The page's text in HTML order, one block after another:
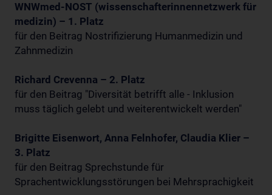
WNWmed-NOST (wissenschafterinnennetzwerk für
medizin) – 1. Platz
für den Beitrag Nostrifizierung Humanmedizin und
Zahnmedizin
Richard Crevenna – 2. Platz
für den Beitrag "Diversität betrifft alle - Inklusion
muss täglich gelebt und weiterentwickelt werden"
Brigitte Eisenwort, Anna Felnhofer, Claudia Klier –
3. Platz
für den Beitrag Sprechstunde für
Sprachentwicklungsstörungen bei Mehrsprachigkeit